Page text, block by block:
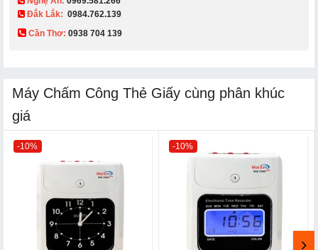
Đắk Lắk: 0984.762.139
Cần Thơ: 0938 704 139​
Máy Chấm Công Thẻ Giấy cùng phân khúc
giá
-10% -10%